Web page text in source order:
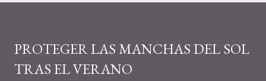
PROTEGER LAS MANCHAS DEL SOL
TRAS EL VERANO